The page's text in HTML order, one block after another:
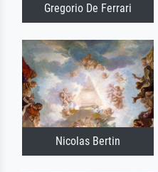
Gregorio De Ferrari
Nicolas Bertin